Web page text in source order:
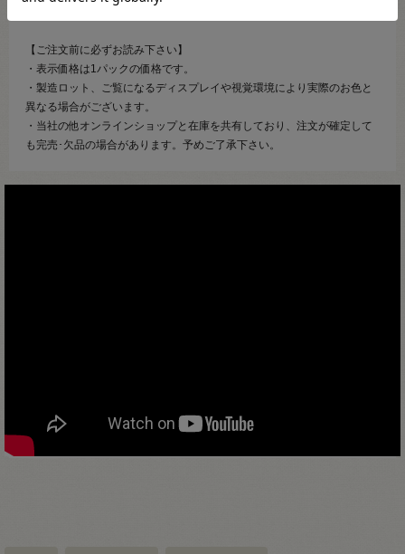
【ご注文前に必ずお読み下さい】
・表示価格は1パックの価格です。
・製造ロット、ご覧になるディスプレイや視覚環境により実際のお色と
異なる場合がございます。
・当社の他オンラインショップと在庫を共有しており、注文が確定して
も完売･欠品の場合があります。予めご了承下さい。